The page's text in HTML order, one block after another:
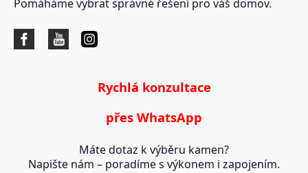
Pomáháme vybrat správné řešení pro váš domov.
Rychlá konzultace
přes WhatsApp
Máte dotaz k výběru kamen?
Napište nám – poradíme s výkonem i zapojením.